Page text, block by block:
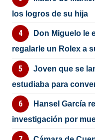
los logros de su hija
Don Miguelo le
regalarle un Rolex a
Joven que se
estudiaba para
Hansel García
investigación por